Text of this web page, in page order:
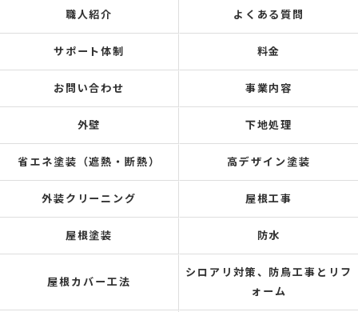
職人紹介 よくある質問
サポート体制 料金
お問い合わせ 事業内容
外壁 下地処理
省エネ塗装（遮熱・断熱） 高デザイン塗装
外装クリーニング 屋根工事
屋根塗装 防水
屋根カバー工法
シロアリ対策、防鳥工事とリフ
ォーム